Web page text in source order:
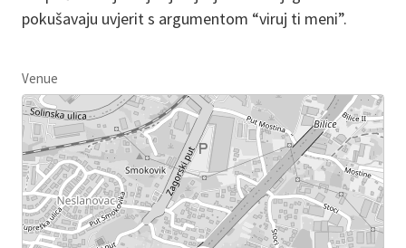
pokušavaju uvjerit s argumentom “viruj ti meni”.
Venue